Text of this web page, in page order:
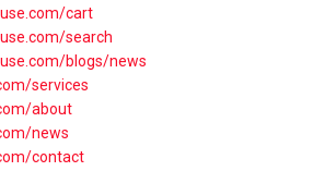
cart
search
blogs/news
services
about
news
contact